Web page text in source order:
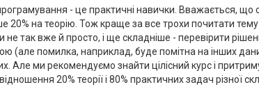
- це практичні навички. Вважається, що
20% на теорію. Тож краще за все трохи почитати
так вже й просто, і ще складніше - перевірити
(але помилка, наприклад, буде помітна на інших
Але ми рекомендуємо знайти цілісний курс і
20% теорії і 80% практичних задач різної